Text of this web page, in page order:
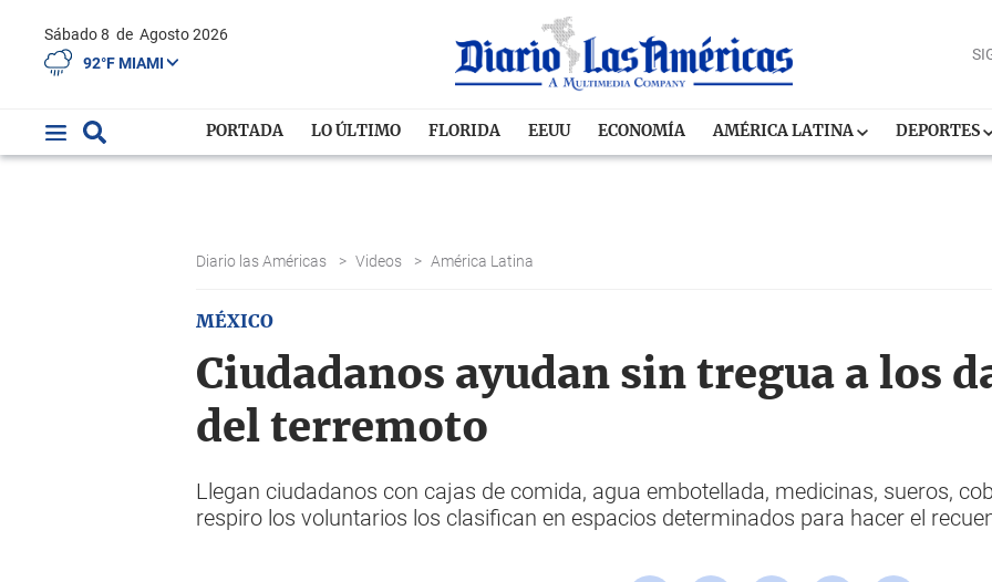
Sábado 8 de Agosto 2026
92°F MIAMI
PORTADA LO ÚLTIMO FLORIDA EEUU ECONOMÍA AMÉRICA LATINA DEPORTES
Diario las Américas > Videos > América Latina
MÉXICO
Ciudadanos ayudan sin tregua a los
del terremoto
Llegan ciudadanos con cajas de comida, agua embotellada, medicinas, sueros,
respiro los voluntarios los clasifican en espacios determinados para hacer el